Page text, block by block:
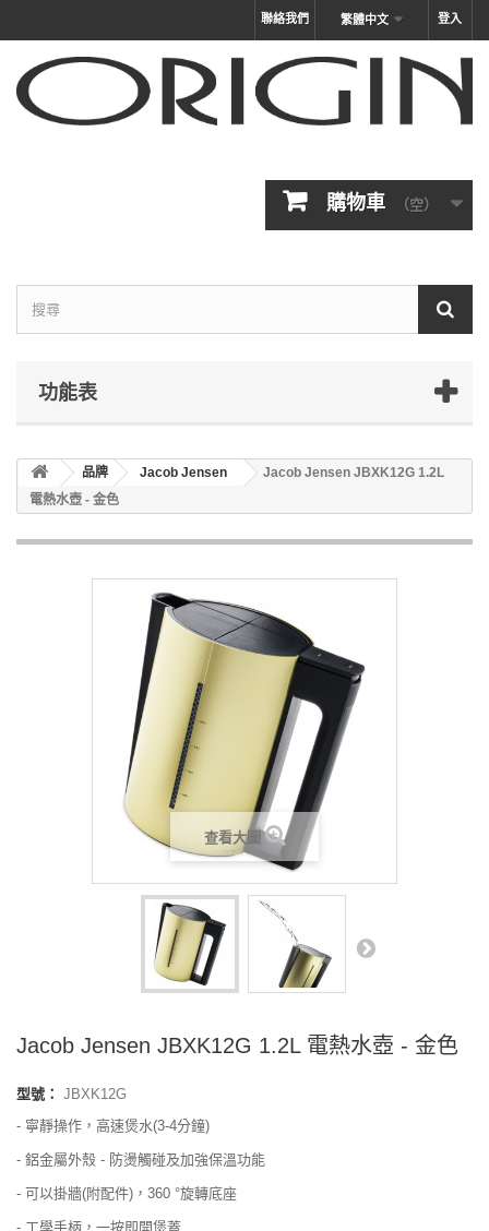
登入
繁體中文
聯絡我們
購物車 （空）
功能表
品牌 Jacob Jensen
Jacob Jensen JBXK12G 1.2L
電熱水壺 - 金色
查看大圖
Jacob Jensen JBXK12G 1.2L 電熱水壺 - 金色
型號： JBXK12G
- 寧靜操作，高速煲水(3-4分鐘)
- 鋁金屬外殼 - 防燙觸碰及加強保溫功能
- 可以掛牆(附配件)，360 °旋轉底座
- 工學手柄，一按即開煲蓋